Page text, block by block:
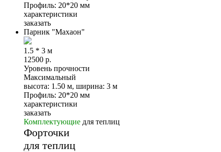
Профиль: 20*20 мм
характеристики
заказать
Парник "Махаон"
1.5 * 3 м
12500 р.
Уровень прочности
Максимальный
высота: 1.50 м, ширина: 3 м
Профиль: 20*20 мм
характеристики
заказать
Комплектующие для теплиц
Форточки
для теплиц